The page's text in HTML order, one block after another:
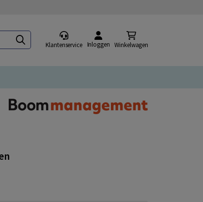
Klantenservice Inloggen Winkelwagen